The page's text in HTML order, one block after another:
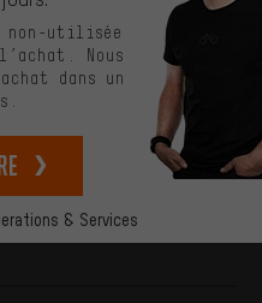
& Services
non-utilisée
Nous
dans un